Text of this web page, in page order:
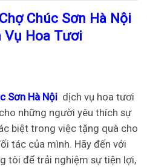
Chúc Sơn Hà Nội
Vụ Hoa Tươi
Sơn Hà Nội dịch vụ hoa tươi
những người yêu thích sự
biệt trong việc tặng quà cho
tác của mình. Hãy đến với
tôi để trải nghiệm sự tiện lợi,